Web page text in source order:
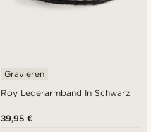
Roy Lederarmband In Schwarz
Gravieren
39,95 €